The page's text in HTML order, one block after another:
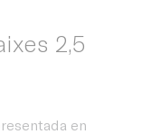
2,5
en